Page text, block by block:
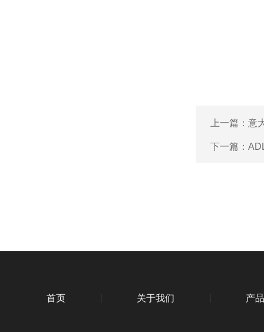
上一篇： 意
下一篇：
首页 关于我们 产